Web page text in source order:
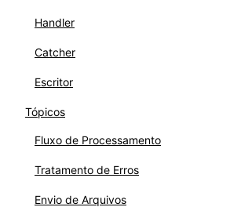
Handler
Catcher
Escritor
Tópicos
Fluxo de Processamento
Tratamento de Erros
Envio de Arquivos